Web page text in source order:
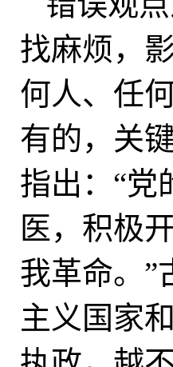
找麻烦，
何人、任
有的，关
指出：“党
医，积极
我革命。”
主义国家